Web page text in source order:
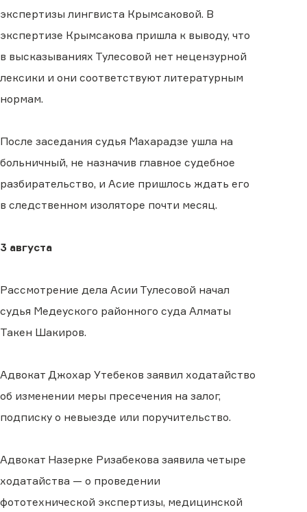
экспертизы лингвиста Крымсаковой. В
экспертизе Крымсакова пришла к выводу, что
в высказываниях Тулесовой нет нецензурной
лексики и они соответствуют литературным
нормам.
После заседания судья Махарадзе ушла на
больничный, не назначив главное судебное
разбирательство, и Асие пришлось ждать его
в следственном изоляторе почти месяц.
3 августа
Рассмотрение дела Асии Тулесовой начал
судья Медеуского районного суда Алматы
Такен Шакиров.
Адвокат Джохар Утебеков заявил ходатайство
об изменении меры пресечения на залог,
подписку о невыезде или поручительство.
Адвокат Назерке Ризабекова заявила четыре
ходатайства — о проведении
фототехнической экспертизы, медицинской